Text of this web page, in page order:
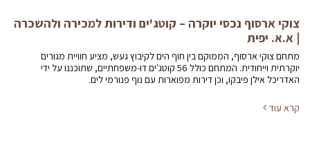
צוקי ארסוף נכסי יוקרה – קוטג'ים ודירות למכירה ולהשכרה
| א.א. יפית
מתחם צוקי ארסוף, הממוקם בין חוף הים לקיבוץ געש, מציע חוויית מגורים
יוקרתית וייחודית. המתחם כולל 56 קוטג'ים דו-משפחתיים, שתוכננו על ידי
האדריכל אילן פיבקו, וכן דירות מפוארות עם נוף פנורמי לים.
קרא עוד